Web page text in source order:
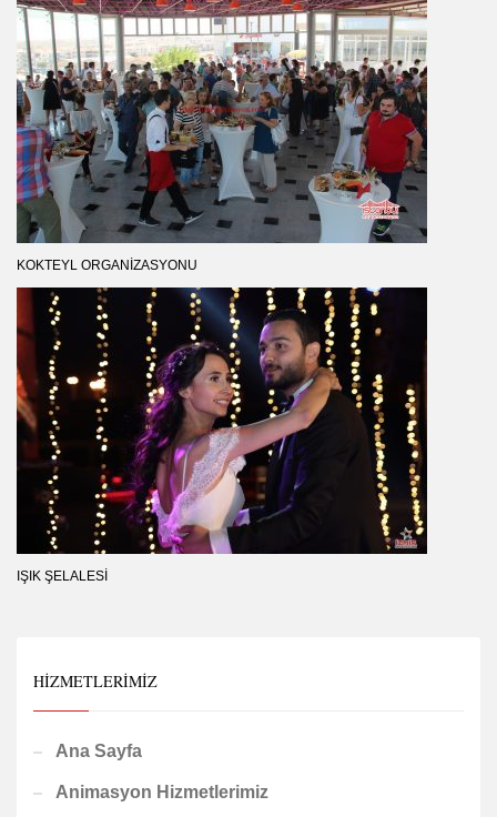
KOKTEYL ORGANIZASYONU
IŞIK ŞELALESI
HIZMETLERIMIZ
Ana Sayfa
Animasyon Hizmetlerimiz